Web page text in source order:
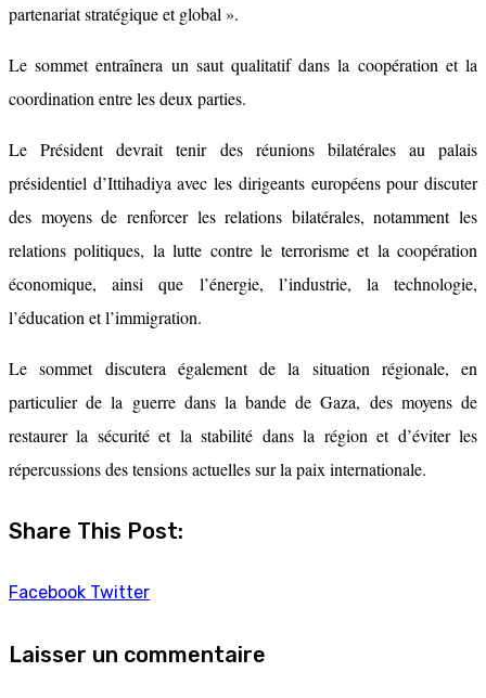
partenariat stratégique et global ».
Le sommet entraînera un saut qualitatif dans la coopération et la
coordination entre les deux parties.
Le Président devrait tenir des réunions bilatérales au palais
présidentiel d’Ittihadiya avec les dirigeants européens pour discuter
des moyens de renforcer les relations bilatérales, notamment les
relations politiques, la lutte contre le terrorisme et la coopération
économique, ainsi que l’énergie, l’industrie, la technologie,
l’éducation et l’immigration.
Le sommet discutera également de la situation régionale, en
particulier de la guerre dans la bande de Gaza, des moyens de
restaurer la sécurité et la stabilité dans la région et d’éviter les
répercussions des tensions actuelles sur la paix internationale.
Share This Post:
Facebook Twitter
Laisser un commentaire